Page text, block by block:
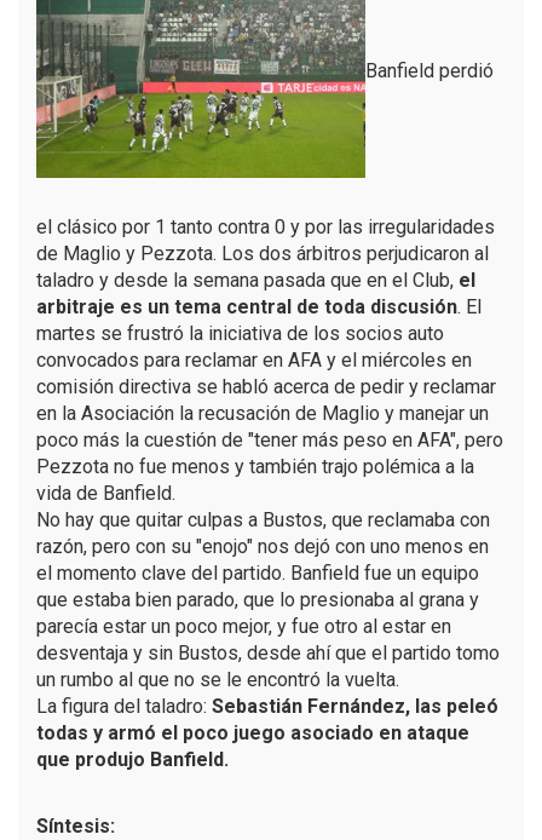
Banfield perdió
el clásico por 1 tanto contra 0 y por las irregularidades
de Maglio y Pezzota. Los dos árbitros perjudicaron al
taladro y desde la semana pasada que en el Club, el
arbitraje es un tema central de toda discusión. El
martes se frustró la iniciativa de los socios auto
convocados para reclamar en AFA y el miércoles en
comisión directiva se habló acerca de pedir y reclamar
en la Asociación la recusación de Maglio y manejar un
poco más la cuestión de "tener más peso en AFA", pero
Pezzota no fue menos y también trajo polémica a la
vida de Banfield.
No hay que quitar culpas a Bustos, que reclamaba con
razón, pero con su "enojo" nos dejó con uno menos en
el momento clave del partido. Banfield fue un equipo
que estaba bien parado, que lo presionaba al grana y
parecía estar un poco mejor, y fue otro al estar en
desventaja y sin Bustos, desde ahí que el partido tomo
un rumbo al que no se le encontró la vuelta.
La figura del taladro: Sebastián Fernández, las peleó
todas y armó el poco juego asociado en ataque
que produjo Banfield.
Síntesis: